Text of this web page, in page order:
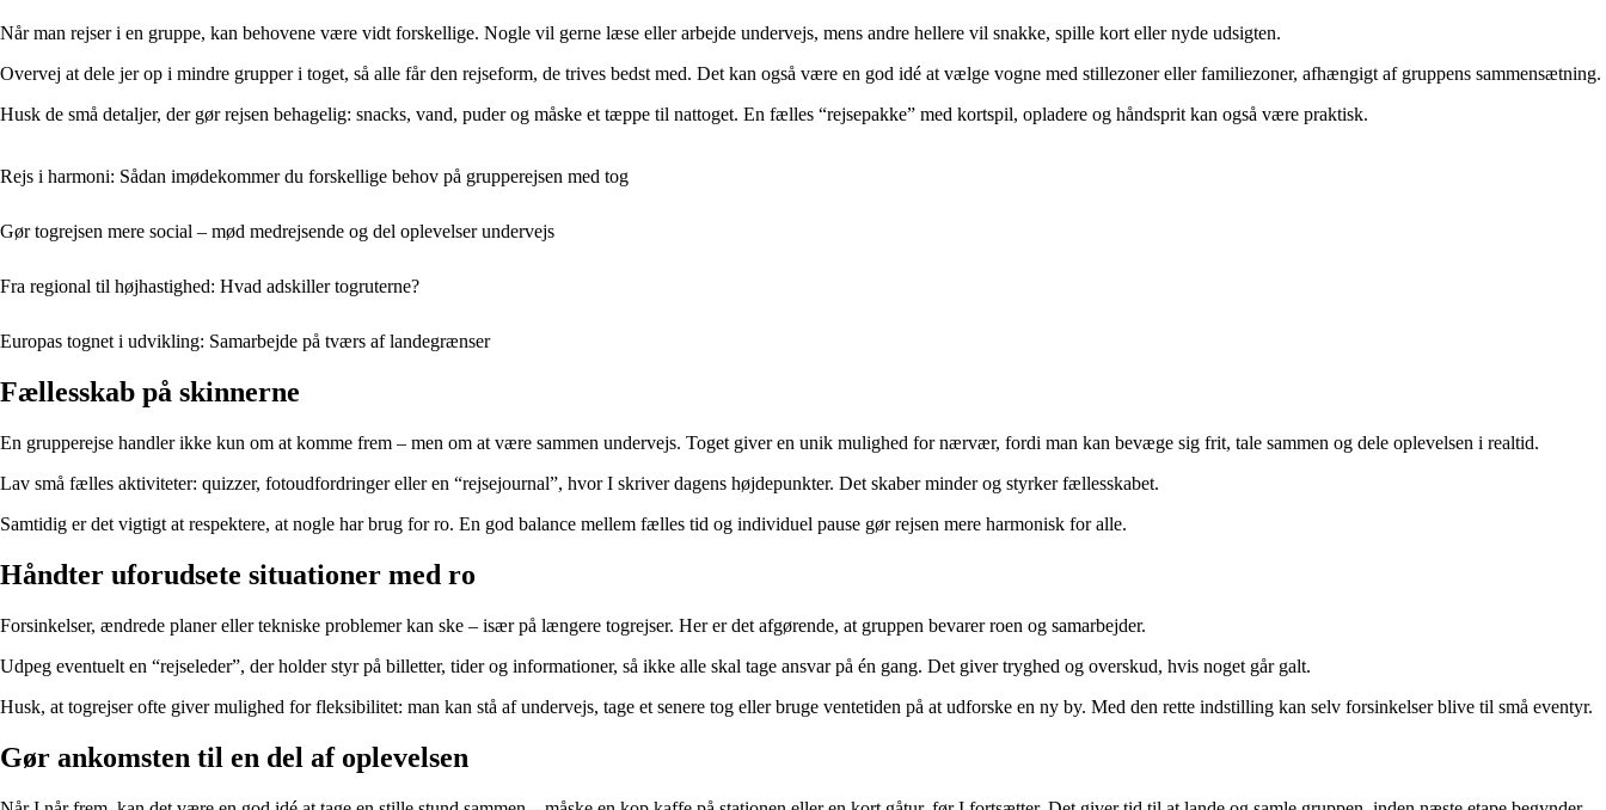
Når man rejser i en gruppe, kan behovene være vidt forskellige. Nogle vil gerne læse eller arbejde undervejs, mens andre hellere vil snakke, spille kort eller nyde udsigten.
Overvej at dele jer op i mindre grupper i toget, så alle får den rejseform, de trives bedst med. Det kan også være en god idé at vælge vogne med stillezoner eller familiezoner, afhængigt af gruppens sammensætning.
Husk de små detaljer, der gør rejsen behagelig: snacks, vand, puder og måske et tæppe til nattoget. En fælles “rejsepakke” med kortspil, opladere og håndsprit kan også være praktisk.
Rejs i harmoni: Sådan imødekommer du forskellige behov på grupperejsen med tog
Gør togrejsen mere social – mød medrejsende og del oplevelser undervejs
Fra regional til højhastighed: Hvad adskiller togruterne?
Europas tognet i udvikling: Samarbejde på tværs af landegrænser
Fællesskab på skinnerne
En grupperejse handler ikke kun om at komme frem – men om at være sammen undervejs. Toget giver en unik mulighed for nærvær, fordi man kan bevæge sig frit, tale sammen og dele oplevelsen i realtid.
Lav små fælles aktiviteter: quizzer, fotoudfordringer eller en “rejsejournal”, hvor I skriver dagens højdepunkter. Det skaber minder og styrker fællesskabet.
Samtidig er det vigtigt at respektere, at nogle har brug for ro. En god balance mellem fælles tid og individuel pause gør rejsen mere harmonisk for alle.
Håndter uforudsete situationer med ro
Forsinkelser, ændrede planer eller tekniske problemer kan ske – især på længere togrejser. Her er det afgørende, at gruppen bevarer roen og samarbejder.
Udpeg eventuelt en “rejseleder”, der holder styr på billetter, tider og informationer, så ikke alle skal tage ansvar på én gang. Det giver tryghed og overskud, hvis noget går galt.
Husk, at togrejser ofte giver mulighed for fleksibilitet: man kan stå af undervejs, tage et senere tog eller bruge ventetiden på at udforske en ny by. Med den rette indstilling kan selv forsinkelser blive til små eventyr.
Gør ankomsten til en del af oplevelsen